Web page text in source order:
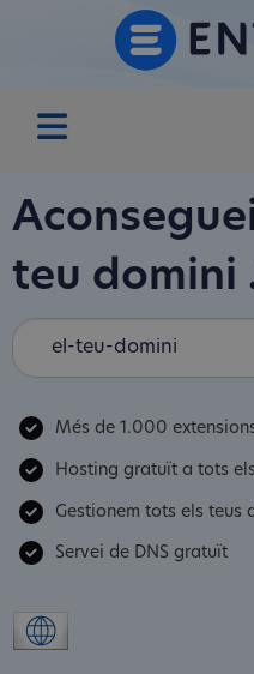
teu domini
Més de 1.000
Hosting gratuït a tots
Gestionem tots els teus
Servei de DNS gratuït